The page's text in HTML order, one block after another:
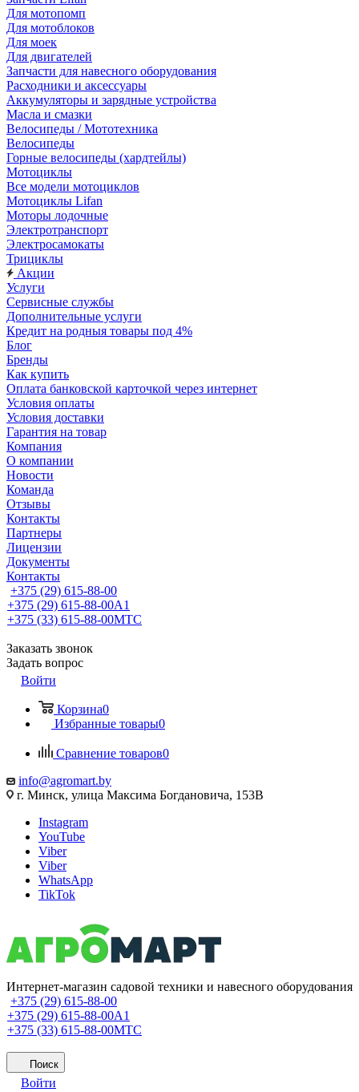
Для мотопомп
Для мотоблоков
Для моек
Для двигателей
Запчасти для навесного оборудования
Расходники и аксессуары
Аккумуляторы и зарядные устройства
Масла и смазки
Велосипеды / Мототехника
Велосипеды
Горные велосипеды (хардтейлы)
Мотоциклы
Все модели мотоциклов
Мотоциклы Lifan
Моторы лодочные
Электротранспорт
Электросамокаты
Трициклы
Акции
Услуги
Сервисные службы
Дополнительные услуги
Кредит на родныя товары под 4%
Блог
Бренды
Как купить
Оплата банковской карточкой через интернет
Условия оплаты
Условия доставки
Гарантия на товар
Компания
О компании
Новости
Команда
Отзывы
Контакты
Партнеры
Лицензии
Документы
Контакты
+375 (29) 615-88-00
+375 (29) 615-88-00A1
+375 (33) 615-88-00МТС
Заказать звонок
Задать вопрос
Войти
Корзина0
Избранные товары0
Сравнение товаров0
info@agromart.by
г. Минск, улица Максима Богдановича, 153В
Instagram
YouTube
Viber
Viber
WhatsApp
TikTok
Интернет-магазин садовой техники и навесного оборудования
+375 (29) 615-88-00
+375 (29) 615-88-00A1
+375 (33) 615-88-00МТС
Поиск
Войти